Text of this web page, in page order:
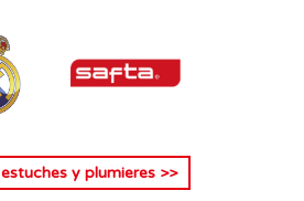
estuches y plumieres >>